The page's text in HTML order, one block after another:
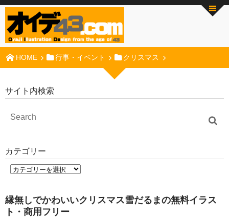
HOME 行事・イベント クリスマス
サイト内検索
カテゴリー
縁無しでかわいいクリスマス雪だるまの無料イラス
ト・商用フリー